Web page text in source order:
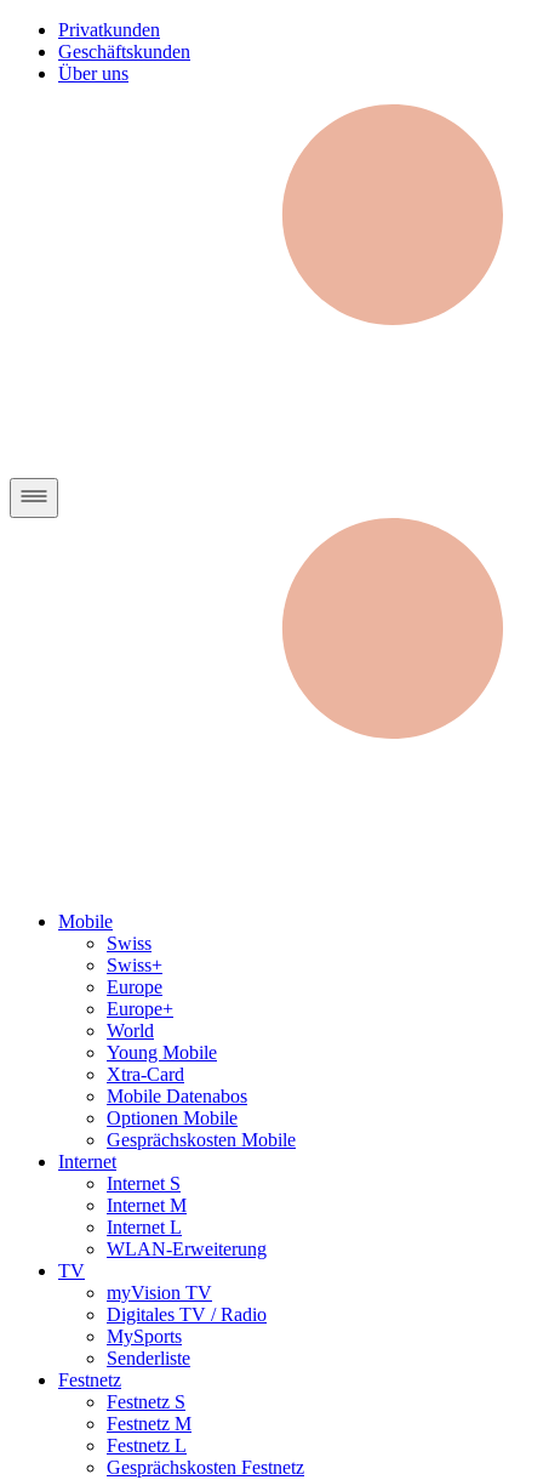
Privatkunden
Geschäftskunden
Über uns
Mobile
Swiss
Swiss+
Europe
Europe+
World
Young Mobile
Xtra-Card
Mobile Datenabos
Optionen Mobile
Gesprächskosten Mobile
Internet
Internet S
Internet M
Internet L
WLAN-Erweiterung
TV
myVision TV
Digitales TV / Radio
MySports
Senderliste
Festnetz
Festnetz S
Festnetz M
Festnetz L
Gesprächskosten Festnetz